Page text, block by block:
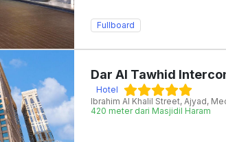
Fullboard
Dar Al Tawhid
Hotel
Ibrahim Al Khalil Street, Ajyad,
420 meter dari Masjidil Haram